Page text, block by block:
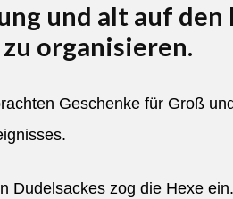
und alt auf den
organisieren.
Geschenke für Groß
Dudelsackes zog die Hexe